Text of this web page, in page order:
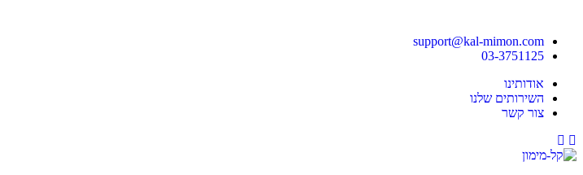
support@kal-mimon.com
03-3751125
אודותינו
השירותים שלנו
צור קשר
Facebook